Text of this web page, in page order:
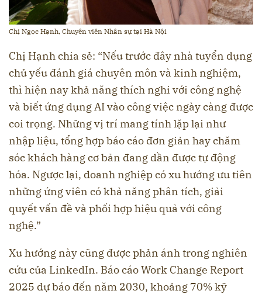
Chị Ngọc Hạnh, Chuyên viên Nhân sự tại Hà Nội
Chị Hạnh chia sẻ: “Nếu trước đây nhà tuyển dụng
chủ yếu đánh giá chuyên môn và kinh nghiệm,
thì hiện nay khả năng thích nghi với công nghệ
và biết ứng dụng AI vào công việc ngày càng được
coi trọng. Những vị trí mang tính lặp lại như
nhập liệu, tổng hợp báo cáo đơn giản hay chăm
sóc khách hàng cơ bản đang dần được tự động
hóa. Ngược lại, doanh nghiệp có xu hướng ưu tiên
những ứng viên có khả năng phân tích, giải
quyết vấn đề và phối hợp hiệu quả với công
nghệ.”
Xu hướng này cũng được phản ánh trong nghiên
cứu của LinkedIn. Báo cáo Work Change Report
2025 dự báo đến năm 2030, khoảng 70% kỹ